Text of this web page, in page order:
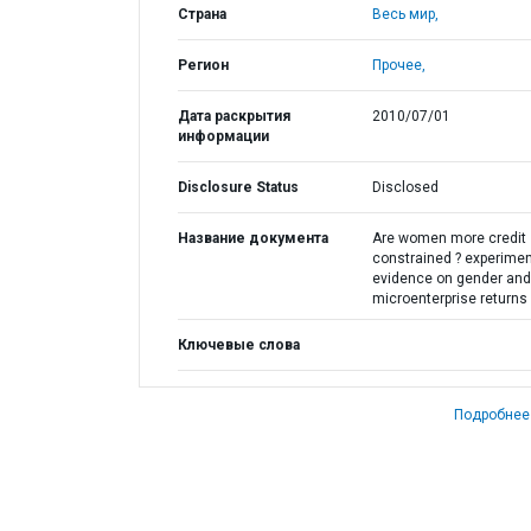
Страна Весь мир,
Регион Прочее,
Дата раскрытия
информации
2010/07/01
Disclosure Status Disclosed
Название документа
Are women more credit
constrained ?
evidence on gender and
microenterprise returns
Ключевые слова
Подробнее